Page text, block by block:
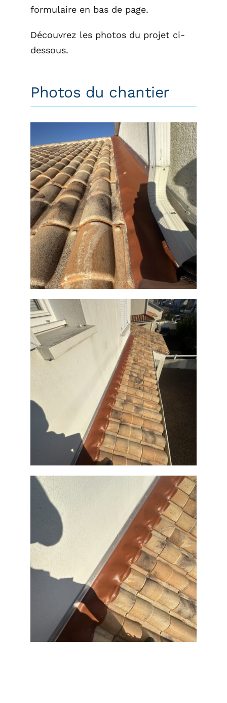
formulaire en bas de page.
Découvrez les photos du projet ci-
dessous.
Photos du chantier